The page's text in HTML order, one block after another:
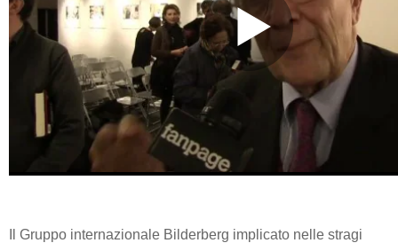
Il Gruppo internazionale Bilderberg implicato nelle stragi